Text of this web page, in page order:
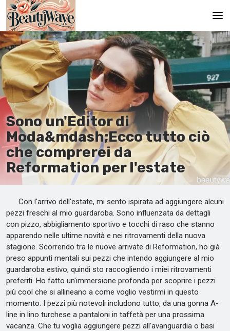
Pagina principale
En
Es
Ru
It
De
Sono un'Editor di
Moda&mdash;Ecco tutto ciò
che comprerei da
Reformation per l'estate
Con l'arrivo dell'estate, mi sento ispirata ad aggiungere alcuni
pezzi freschi al mio guardaroba. Sono influenzata da dettagli
con pizzo, abbigliamento sportivo e tocchi di raso che stanno
apparendo nelle ultime novità e nei ritrovamenti della nuova
stagione. Scorrendo tra le nuove arrivate di Reformation, ho già
preso appunti mentali sui pezzi che intendo aggiungere al mio
guardaroba estivo, quindi sto raccogliendo i miei ritrovamenti
preferiti. Ho fatto un'immersione profonda per scoprire i pezzi
più cool che si allineano a come voglio vestirmi in questo
momento. I pezzi più notevoli includono tutto, da una gonna A-
line in lino turchese a pantaloni in taffetà per una prossima
vacanza. Che tu voglia aggiungere pezzi all'avanguardia o basi